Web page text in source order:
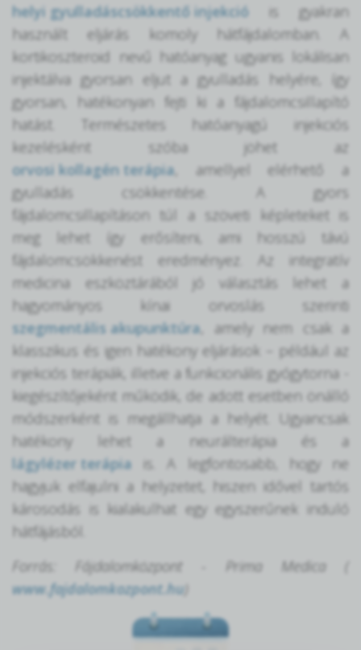
helyi gyulladáscsökkentő injekció is gyakran
használt eljárás komoly hátfájdalomban. A
kortikoszteroid nevű hatóanyag ugyanis lokálisan
injektálva gyorsan eljut a gyulladás helyére, így
gyorsan, hatékonyan fejti ki a fájdalomcsillapító
hatást. Természetes hatóanyagú injekciós
kezelésként szóba jöhet az
orvosi kollagén terápia , amellyel elérhető a
gyulladás csökkentése. A gyors
fájdalomcsillapításon túl a szöveti képleteket is
meg lehet így erősíteni, ami hosszú távú
fájdalomcsökkenést eredményez. Az integratív
medicina eszköztárából jó választás lehet a
hagyományos kínai orvoslás szerinti
szegmentális akupunktúra , amely nem csak a
klasszikus és igen hatékony eljárások – például az
injekciós terápiák, illetve a funkcionális gyógytorna -
kiegészítőjeként működik, de adott esetben önálló
módszerként is megállhatja a helyét. Ugyancsak
hatékony lehet a neurálterápia és a
lágylézer terápia is. A legfontosabb, hogy ne
hagyjuk elfajulni a helyzetet, hiszen idővel tartós
károsodás is kialakulhat egy egyszerűnek induló
hátfájásból.
Forrás: Fájdalomközpont - Prima Medica (
www.fajdalomkozpont.hu